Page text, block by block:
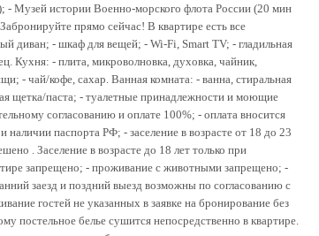
- Музей истории Военно-морского флота России (20 мин
прямо сейчас! В квартире есть все
диван; - шкаф для вещей; - Wi-Fi, Smart TV; - гладильная
Кухня: - плита, микроволновка, духовка, чайник,
- чай/кофе, сахар. Ванная комната: - ванна, стиральная
щетка/паста; - туалетные принадлежности и моющие
согласованию и оплате 100%; - оплата вносится
наличии паспорта РФ; - заселение в возрасте от 18 до 23
. Заселение в возрасте до 18 лет только при
запрещено; - проживание с животными запрещено; -
заезд и поздний выезд возможны по согласованию с
гостей не указанных в заявке на бронирование без
постельное белье сушится непосредственно в квартире.